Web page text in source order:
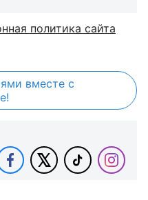
политика сайта
вместе с